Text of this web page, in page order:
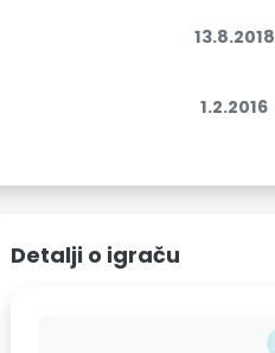
13.8.2018
1.2.2016
Detalji o igraču